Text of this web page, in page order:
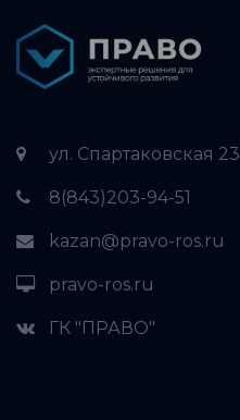
ул. Спартаковская 23
8(843)203-94-51
kazan@pravo-ros.ru
pravo-ros.ru
ГК "ПРАВО"